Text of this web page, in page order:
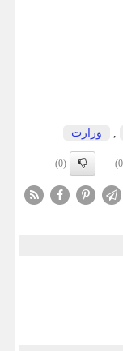
, وزارت
(0)